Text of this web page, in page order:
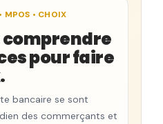
MPOS • CHOIX
comprendre
pour faire
bancaire se sont
des commerçants et